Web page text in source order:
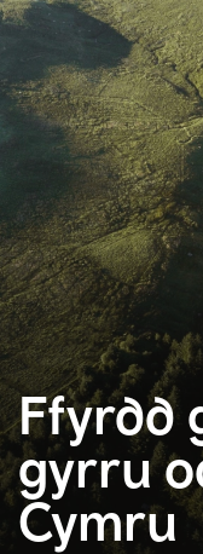
Ffyrdd
gyrru
Cymru